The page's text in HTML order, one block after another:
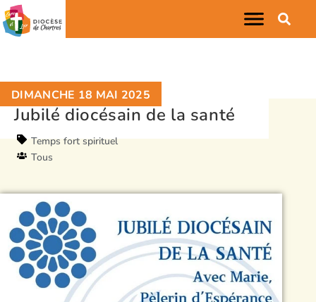
DIMANCHE 18 MAI 2025
Jubilé diocésain de la santé
Temps fort spirituel
Tous